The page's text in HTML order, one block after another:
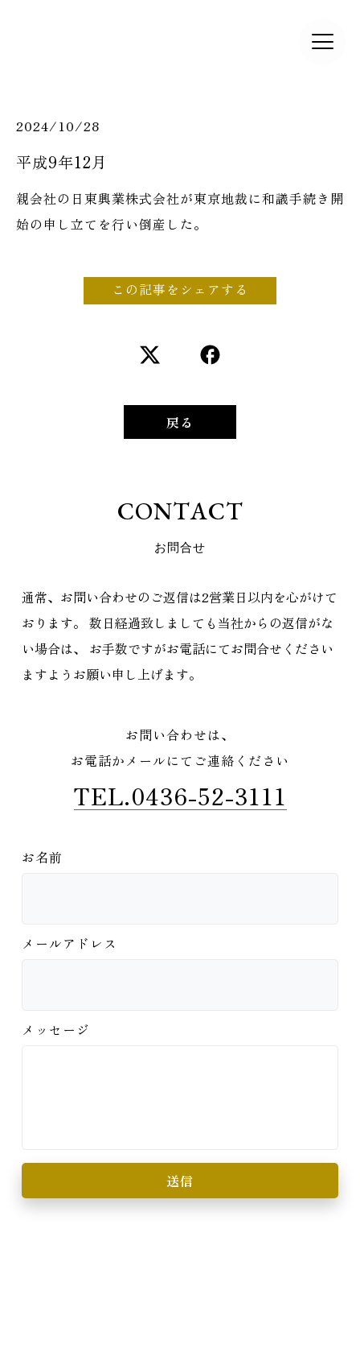
2024/10/28
平成9年12月
親会社の日東興業株式会社が東京地裁に和議手続き開
始の申し立てを行い倒産した。
この記事をシェアする
戻る
CONTACT
お問合せ
通常、お問い合わせのご返信は2営業日以内を心がけて
おります。 数日経過致しましても当社からの返信がな
い場合は、
お手数ですがお電話にてお問合せください
ますようお願い申し上げます。
お問い合わせは、
お電話かメールにてご連絡ください
TEL.0436-52-3111
お名前
メールアドレス
メッセージ